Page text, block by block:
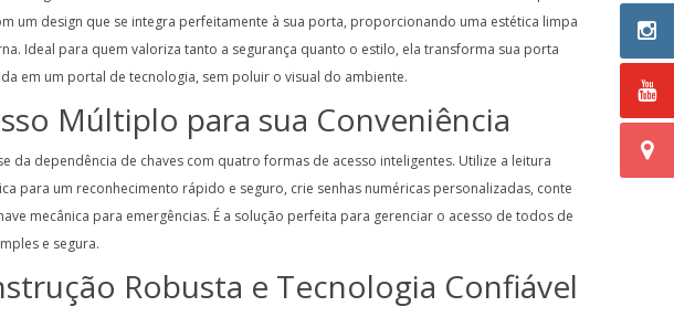
um design que se integra perfeitamente à sua porta, proporcionando uma estética limpa
Ideal para quem valoriza tanto a segurança quanto o estilo, ela transforma sua porta
em um portal de tecnologia, sem poluir o visual do ambiente.
Múltiplo para sua Conveniência
da dependência de chaves com quatro formas de acesso inteligentes. Utilize a leitura
para um reconhecimento rápido e seguro, crie senhas numéricas personalizadas, conte
mecânica para emergências. É a solução perfeita para gerenciar o acesso de todos de
e segura.
Robusta e Tecnologia Confiável